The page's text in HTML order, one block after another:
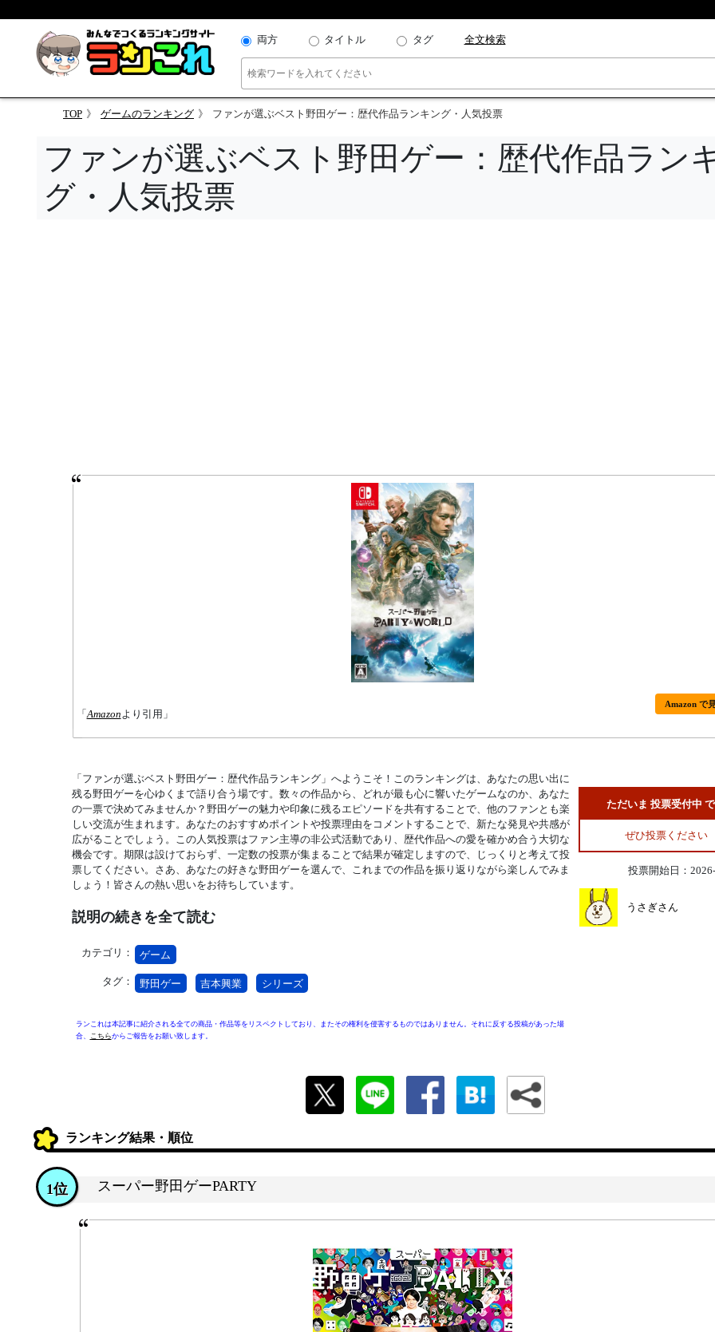
両方 タイトル タグ 全文検索
TOP ゲームのランキング ファンが選ぶベスト野田ゲー：歴代作品ランキング・人気投票
ファンが選ぶベスト野田ゲー：歴代作品ラン
グ・人気投票
「Amazonより引用」
Amazon で
「ファンが選ぶベスト野田ゲー：歴代作品ランキング」へようこそ！このランキングは、あなたの思い出に
残る野田ゲーを心ゆくまで語り合う場です。数々の作品から、どれが最も心に響いたゲームなのか、あなた
の一票で決めてみませんか？野田ゲーの魅力や印象に残るエピソードを共有することで、他のファンとも楽
しい交流が生まれます。あなたのおすすめポイントや投票理由をコメントすることで、新たな発見や共感が
広がることでしょう。この人気投票はファン主導の非公式活動であり、歴代作品への愛を確かめ合う大切な
機会です。期限は設けておらず、一定数の投票が集まることで結果が確定しますので、じっくりと考えて投
票してください。さあ、あなたの好きな野田ゲーを選んで、これまでの作品を振り返りながら楽しんでみま
しょう！皆さんの熱い思いをお待ちしています。
説明の続きを全て読む
カテゴリ： ゲーム
タグ： 野田ゲー 吉本興業 シリーズ
ランこれは本記事に紹介される全ての商品・作品等をリスペクトしており、またその権利を侵害するものではありません。それに反する投稿があった場
合、
こちらからご報告をお願い致します。
ただいま 投票受付中
ぜひ投票ください
投票開始日：
うさぎさん
ランキング結果・順位
スーパー野田ゲーPARTY
1位